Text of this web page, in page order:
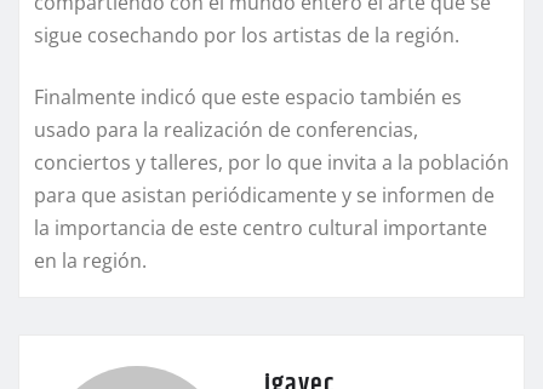
sigue cosechando por los artistas de la región.
Finalmente indicó que este espacio también es
usado para la realización de conferencias,
conciertos y talleres, por lo que invita a la población
para que asistan periódicamente y se informen de
la importancia de este centro cultural importante
en la región.